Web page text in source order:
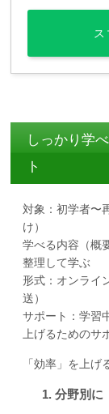
しっかり学
ト
対象：初学者〜
け）
学べる内容（概
整理して学ぶ
形式：オンライ
送）
サポート：学習
上げるためのサ
「効率」を上げ
分野別に